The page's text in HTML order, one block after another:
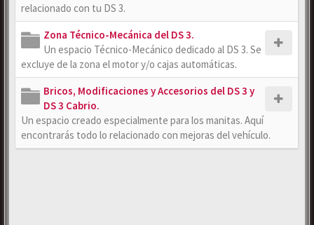
relacionado con tu DS 3.
Zona Técnico-Mecánica del DS 3.
Un espacio Técnico-Mecánico dedicado al DS 3. Se
excluye de la zona el motor y/o cajas automáticas.
Bricos, Modificaciones y Accesorios del DS 3 y
DS 3 Cabrio.
Un espacio creado especialmente para los manitas. Aquí
encontrarás todo lo relacionado con mejoras del vehículo.